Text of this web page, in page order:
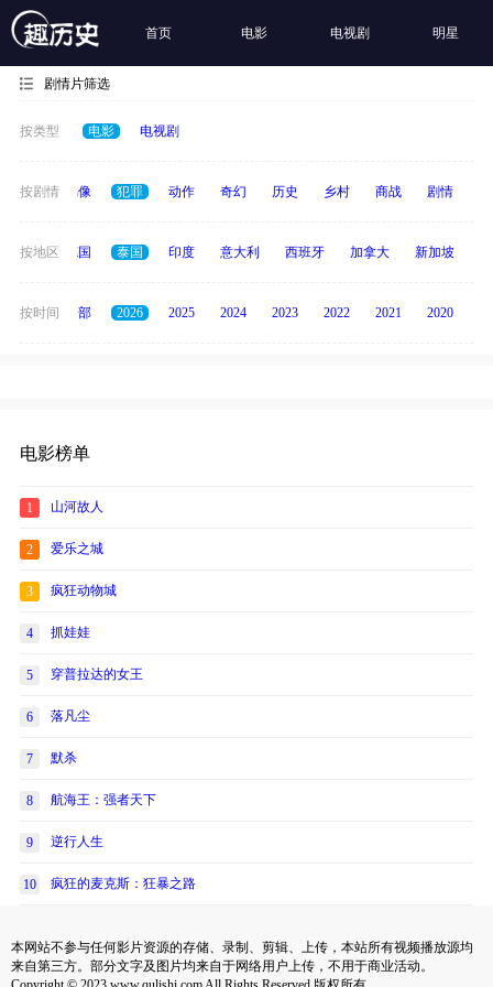
首页 电影 电视剧 明星
剧情片筛选
按类型 电影 电视剧
按剧情青春偶像 犯罪 动作 奇幻 历史 乡村 商战 剧情
按地区
韩国 德国 泰国 印度 意大利 西班牙 加拿大 新加坡
按时间 全部 2026 2025 2024 2023 2022 2021 2020
电影榜单
1 山河故人
2 爱乐之城
3 疯狂动物城
4 抓娃娃
5 穿普拉达的女王
6 落凡尘
7 默杀
8 航海王：强者天下
9 逆行人生
10 疯狂的麦克斯：狂暴之路
本网站不参与任何影片资源的存储、录制、剪辑、上传，本站所有视频播放源均
来自第三方。部分文字及图片均来自于网络用户上传，不用于商业活动。